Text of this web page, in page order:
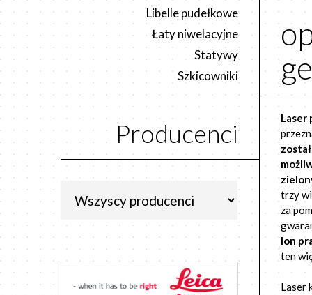
Libelle pudełkowe
Łaty niwelacyjne
Statywy
Szkicowniki
Producenci
Laser
trzy
za
Ion
ten
Laser